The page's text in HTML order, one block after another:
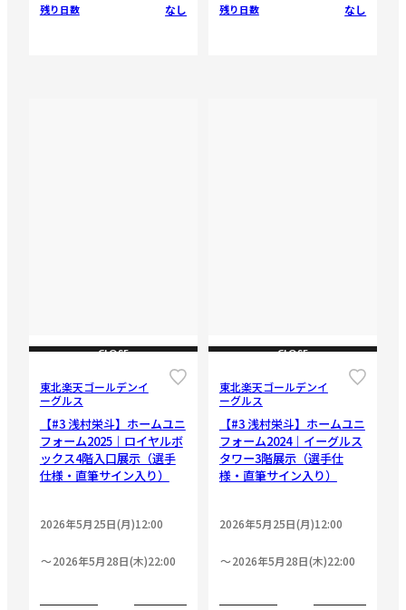
残り日数 なし 残り日数 なし
CLOSE
東北楽天ゴールデンイ
ーグルス
【#3 浅村栄斗】ホームユニ
フォーム2025｜ロイヤルボ
ックス4階入口展示（選手
仕様・直筆サイン入り）
2026年5月25日(月)12:00
2026年5月28日(木)22:00
CLOSE
東北楽天ゴールデンイ
ーグルス
【#3 浅村栄斗】ホームユニ
フォーム2024｜イーグルス
タワー3階展示（選手仕
様・直筆サイン入り）
2026年5月25日(月)12:00
2026年5月28日(木)22:00